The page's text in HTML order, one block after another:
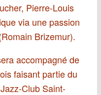
Pierre-Louis
via une passion
Brizemur).
accompagné de
faisant partie du
Club Saint-